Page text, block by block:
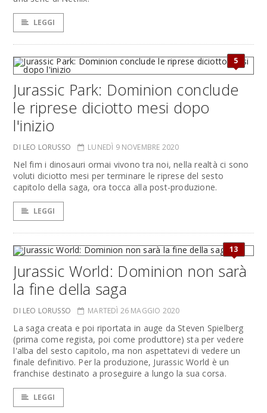
LEGGI
5
Jurassic Park: Dominion conclude
le riprese diciotto mesi dopo
l'inizio
DI LEO LORUSSO LUNEDÌ 9 NOVEMBRE 2020
Nel fim i dinosauri ormai vivono tra noi, nella realtà ci sono
voluti diciotto mesi per terminare le riprese del sesto
capitolo della saga, ora tocca alla post-produzione.
LEGGI
13
Jurassic World: Dominion non sarà
la fine della saga
DI LEO LORUSSO MARTEDÌ 26 MAGGIO 2020
La saga creata e poi riportata in auge da Steven Spielberg
(prima come regista, poi come produttore) sta per vedere
l'alba del sesto capitolo, ma non aspettatevi di vedere un
finale definitivo. Per la produzione, Jurassic World è un
franchise destinato a proseguire a lungo la sua corsa.
LEGGI